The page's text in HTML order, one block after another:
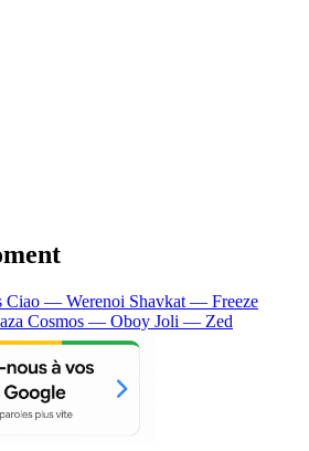
Ciao — Werenoi Shavkat — Freeze
Cosmos — Oboy Joli — Zed